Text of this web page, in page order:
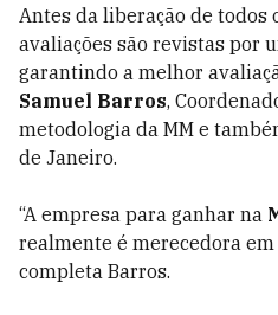
Antes da liberação de todos
avaliações são revistas por
garantindo a melhor
Samuel Barros,
metodologia da MM e
de Janeiro.
“A empresa para ganhar na
realmente é merecedora em
completa Barros.